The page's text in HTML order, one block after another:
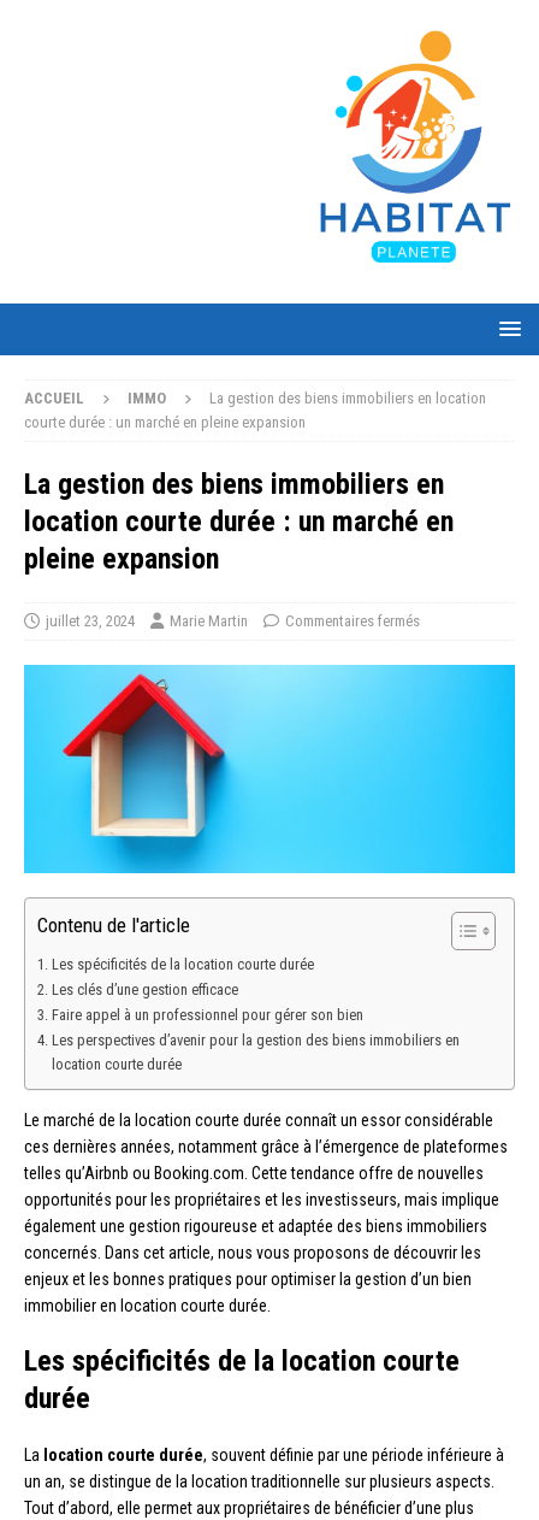
ACCUEIL IMMO
La gestion des biens immobiliers en location
courte durée : un marché en pleine expansion
La gestion des biens immobiliers en
location courte durée : un marché en
pleine expansion
juillet 23, 2024 Marie Martin Commentaires fermés
Contenu de l'article
Les spécificités de la location courte durée
Les clés d’une gestion efficace
Faire appel à un professionnel pour gérer son bien
Les perspectives d’avenir pour la gestion des biens immobiliers en
location courte durée
Le marché de la location courte durée connaît un essor considérable
ces dernières années, notamment grâce à l’émergence de plateformes
telles qu’Airbnb ou Booking.com. Cette tendance offre de nouvelles
opportunités pour les propriétaires et les investisseurs, mais implique
également une gestion rigoureuse et adaptée des biens immobiliers
concernés. Dans cet article, nous vous proposons de découvrir les
enjeux et les bonnes pratiques pour optimiser la gestion d’un bien
immobilier en location courte durée.
Les spécificités de la location courte
durée
La location courte durée, souvent définie par une période inférieure à
un an, se distingue de la location traditionnelle sur plusieurs aspects.
Tout d’abord, elle permet aux propriétaires de bénéficier d’une plus